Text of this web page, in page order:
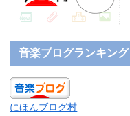
音楽ブログランキング
にほんブログ村